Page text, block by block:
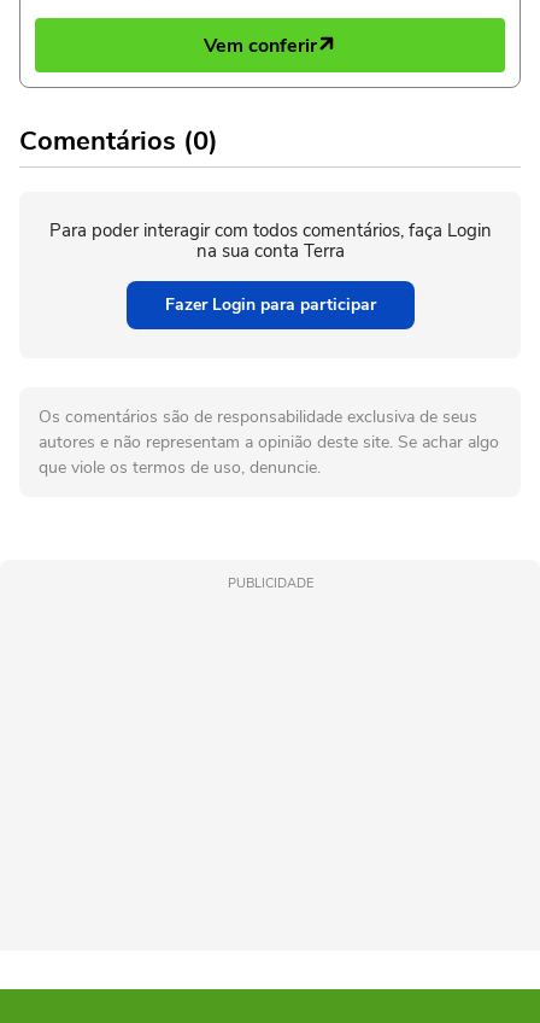
Vem conferir
Comentários (0)
Para poder interagir com todos comentários, faça Login
na sua conta Terra
Fazer Login para participar
Os comentários são de responsabilidade exclusiva de seus
autores e não representam a opinião deste site. Se achar algo
que viole os termos de uso, denuncie.
PUBLICIDADE